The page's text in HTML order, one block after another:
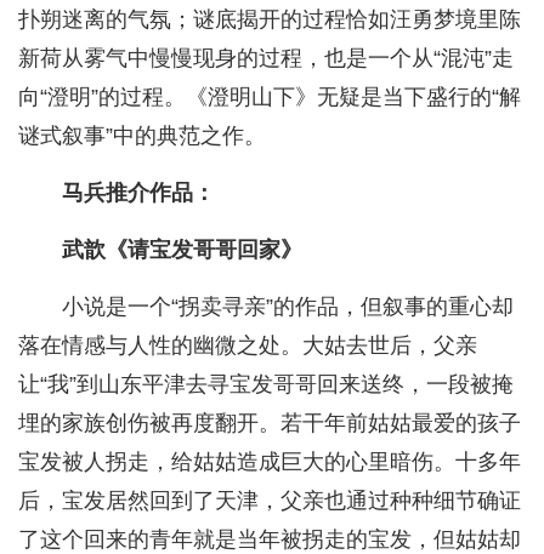
扑朔迷离的气氛；谜底揭开的过程恰如汪勇梦境里陈
新荷从雾气中慢慢现身的过程，也是一个从“混沌”走
向“澄明”的过程。《澄明山下》无疑是当下盛行的“解
谜式叙事”中的典范之作。
马兵推介作品：
武歆《请宝发哥哥回家》
小说是一个“拐卖寻亲”的作品，但叙事的重心却
落在情感与人性的幽微之处。大姑去世后，父亲
让“我”到山东平津去寻宝发哥哥回来送终，一段被掩
埋的家族创伤被再度翻开。若干年前姑姑最爱的孩子
宝发被人拐走，给姑姑造成巨大的心里暗伤。十多年
后，宝发居然回到了天津，父亲也通过种种细节确证
了这个回来的青年就是当年被拐走的宝发，但姑姑却